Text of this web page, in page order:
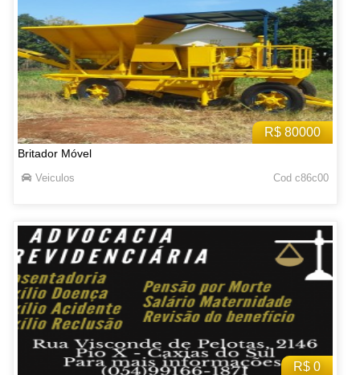
R$ 80000
Britador Móvel
Veiculos Cod c86c00
R$ 0